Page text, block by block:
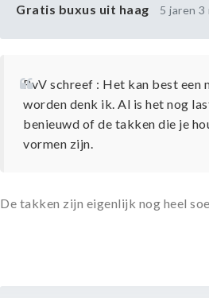
Gratis buxus uit haag 5 jaren 3
RvV schreef : Het kan best een
worden denk ik. Al is het nog
benieuwd of de takken die je
vormen zijn.
De takken zijn eigenlijk nog heel